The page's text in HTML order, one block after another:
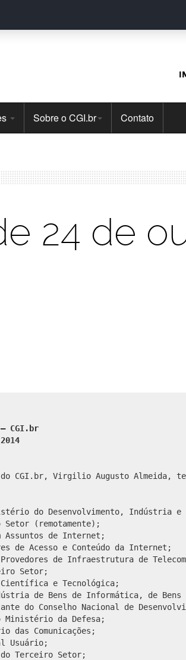
Sobre o CGI.br Contato
24 de
CGI.br
CGI.br, Virgilio Augusto Almeida,
do Desenvolvimento, Indústria e
(remotamente);
Assuntos de Internet;
de Acesso e Conteúdo da Internet;
de Infraestrutura de
Setor;
Científica e Tecnológica;
de Bens de Informática, de Bens
do Conselho Nacional de
Ministério da Defesa;
das Comunicações;
Usuário;
Terceiro Setor;